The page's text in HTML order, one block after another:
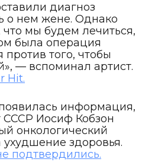
диагноз
о нем жене. Однако
что мы будем лечиться,
была операция
того, чтобы
— вспоминал артист.
Hit.
информация,
СССР Иосиф Кобзон
онкологический
здоровья.
подтвердились.